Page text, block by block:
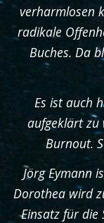
verharmlosen
radikale
Buches. Da
Es ist auch
aufgeklärt zu
Burnout.
Jörg Eymann
Dorothea wird
Einsatz für die